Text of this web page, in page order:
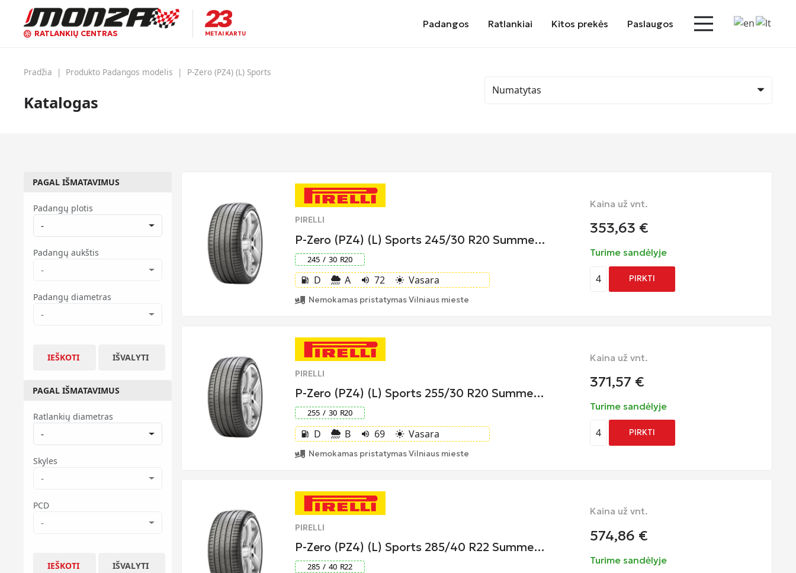
RATLANKIŲ CENTRAS METAI KARTU
Padangos Ratlankiai Kitos prekės Paslaugos
Pradžia | Produkto Padangos modelis | P-Zero (PZ4) (L) Sports
Katalogas
PAGAL IŠMATAVIMUS
Padangų plotis
-
Padangų aukštis
-
Padangų diametras
-
IEŠKOTI IŠVALYTI
PAGAL IŠMATAVIMUS
Ratlankių diametras
-
Skyles
-
PCD
-
IEŠKOTI IŠVALYTI
PIRELLI
P-Zero (PZ4) (L) Sports 245/30 R20 Summe…
245 / 30 R20
local_gas_station D A volume_up 72 light_mode Vasara
Nemokamas pristatymas Vilniaus mieste
Kaina už vnt.
353,63 €
Turime sandėlyje
4 PIRKTI
PIRELLI
P-Zero (PZ4) (L) Sports 255/30 R20 Summe…
255 / 30 R20
local_gas_station D B volume_up 69 light_mode Vasara
Nemokamas pristatymas Vilniaus mieste
Kaina už vnt.
371,57 €
Turime sandėlyje
4 PIRKTI
PIRELLI
P-Zero (PZ4) (L) Sports 285/40 R22 Summe…
285 / 40 R22
Kaina už vnt.
574,86 €
Turime sandėlyje